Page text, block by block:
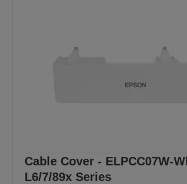
Cable Cover - ELPCC07W-
L6/7/89x Series